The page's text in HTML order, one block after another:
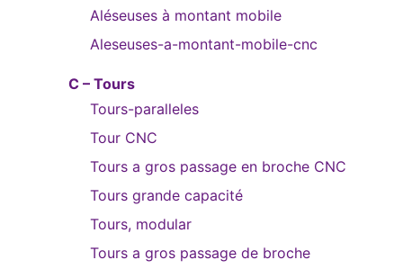
Aléseuses à montant mobile
Aleseuses-a-montant-mobile-cnc
C – Tours
Tours-paralleles
Tour CNC
Tours a gros passage en broche CNC
Tours grande capacité
Tours, modular
Tours a gros passage de broche